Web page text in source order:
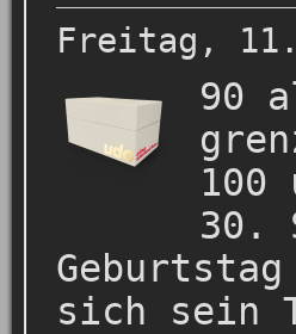
Freitag,
90
100
30.
sich sein